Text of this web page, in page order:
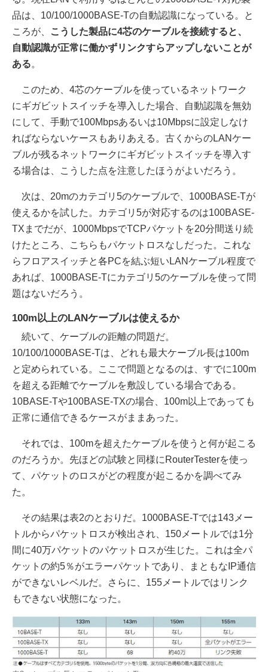
品は、10/100/1000BASE-Tの自動認識になっている。と
ころが、
こうした製品に4芯のケーブルを接続すると、
自動認識が正常に働かずリンクすらアップしないことが
ある。
このため、4芯のケーブルを使っているネットワーク
にギガビットスイッチを導入した場合、自動認識を無効
にして、手動で100Mbpsあるいは10Mbpsに設定しなけ
ればならないケースもありあえる。古くからのLANケー
ブルが残るネットワークにギガビットスイッチを導入す
る場合は、こうした点を注意したほうがよいだろう。
次は、20mのカテゴリ5のケーブルで、1000BASE-Tが
使えるかを試した。カテゴリ5が対応するのは100BASE-
TXまでだが、1000MbpsでTCPパケットを20分間送り続
けたところ、こちらもパケットロスなしだった。これな
らフロアスイッチと各PCを結ぶ短いLANケーブル程度で
あれば、1000BASE-Tにカテゴリ5のケーブルを使って問
題はないだろう。
100m以上のLANケーブルは使えるか
続いて、ケーブルの距離の問題だ。
10/100/1000BASE-Tは、どれも最大ケーブル長は100m
と定められている。ここで問題となるのは、すでに100m
を超える距離でケーブルを敷設している場合である。
10BASE-Tや100BASE-TXの場合、100m以上であっても
正常に通信できるケースがままあった。
それでは、100mを超えたケーブルを使うと何が起こる
のだろうか。先ほどの試験と同様にRouterTesterを使っ
て、パケットのロスがどの程度が起こるかを調べてみ
た。
その結果は表2のとおりだ。1000BASE-Tでは143メー
トルからパケットロスが検出され、150メートルでは1分
間に40万パケットのパケットロスが生じた。これは全パ
ケットの約5％がエラーパケットであり、まともなIP通信
ができないレベルだ。さらに、155メートルではリンク
もできない状態になった。